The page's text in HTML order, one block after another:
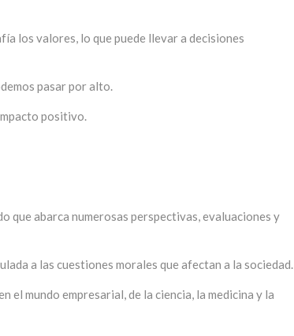
los valores, lo que puede llevar a decisiones
pasar por alto.
positivo.
que abarca numerosas perspectivas, evaluaciones y
a las cuestiones morales que afectan a la sociedad.
el mundo empresarial, de la ciencia, la medicina y la